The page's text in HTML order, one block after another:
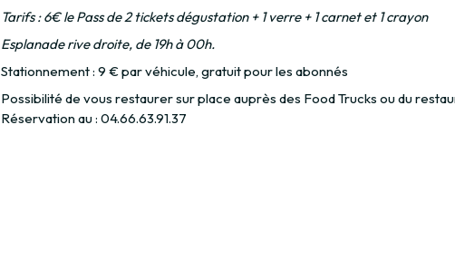
Tarifs : 6€ le Pass de 2 tickets dégustation + 1 verre + 1 carnet et 1 crayon
Esplanade rive droite, de 19h à 00h.
Stationnement : 9 € par véhicule, gratuit pour les abonnés
Possibilité de vous restaurer sur place auprès des Food Trucks ou du
Réservation au : 04.66.63.91.37